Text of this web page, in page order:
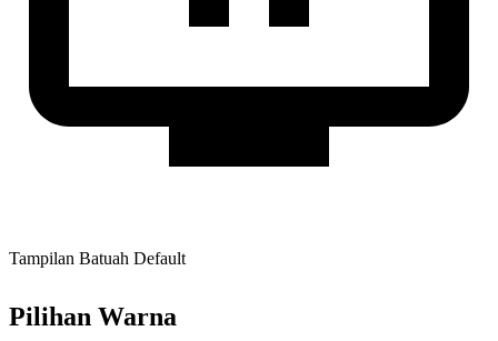
Tampilan Batuah Default
Pilihan Warna